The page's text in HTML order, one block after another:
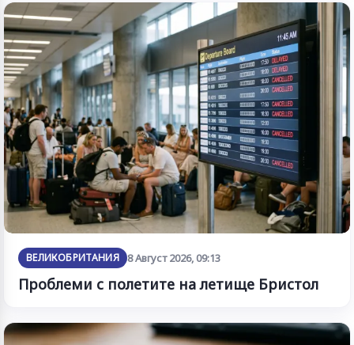
ВЕЛИКОБРИТАНИЯ 8 Август 2026, 09:13
Проблеми с полетите на летище Бристол